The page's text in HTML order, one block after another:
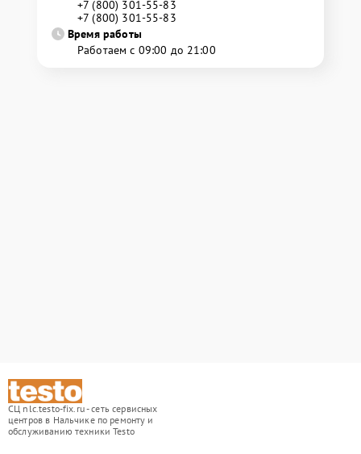
+7 (800) 301-55-83
+7 (800) 301-55-83
Время работы
Работаем с 09:00 до 21:00
СЦ nlc.testo-fix.ru - сеть сервисных
центров в Нальчике по ремонту и
обслуживанию техники Testo